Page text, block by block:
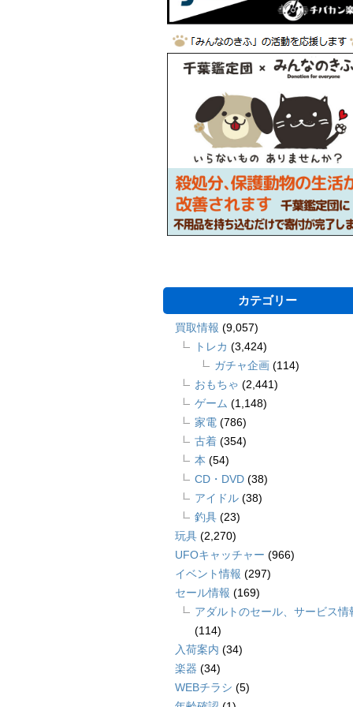
カテゴリー
買取情報 (9,057)
トレカ (3,424)
ガチャ企画 (114)
おもちゃ (2,441)
ゲーム (1,148)
家電 (786)
古着 (354)
本 (54)
CD・DVD (38)
アイドル (38)
釣具 (23)
玩具 (2,270)
UFOキャッチャー (966)
イベント情報 (297)
セール情報 (169)
アダルトのセール、サービス情
(114)
入荷案内 (34)
楽器 (34)
WEBチラシ (5)